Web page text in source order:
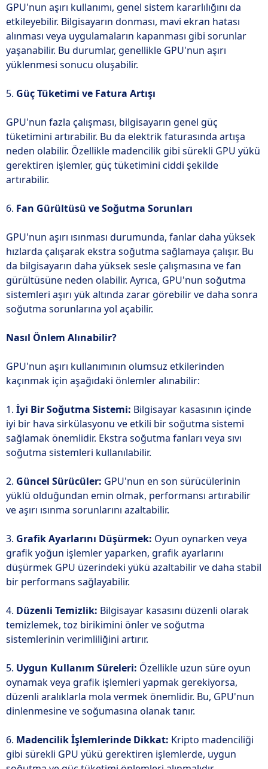
GPU'nun aşırı kullanımı, genel sistem kararlılığını da
etkileyebilir. Bilgisayarın donması, mavi ekran hatası
alınması veya uygulamaların kapanması gibi sorunlar
yaşanabilir. Bu durumlar, genellikle GPU'nun aşırı
yüklenmesi sonucu oluşabilir.
5. Güç Tüketimi ve Fatura Artışı
GPU'nun fazla çalışması, bilgisayarın genel güç
tüketimini artırabilir. Bu da elektrik faturasında artışa
neden olabilir. Özellikle madencilik gibi sürekli GPU yükü
gerektiren işlemler, güç tüketimini ciddi şekilde
artırabilir.
6. Fan Gürültüsü ve Soğutma Sorunları
GPU'nun aşırı ısınması durumunda, fanlar daha yüksek
hızlarda çalışarak ekstra soğutma sağlamaya çalışır. Bu
da bilgisayarın daha yüksek sesle çalışmasına ve fan
gürültüsüne neden olabilir. Ayrıca, GPU'nun soğutma
sistemleri aşırı yük altında zarar görebilir ve daha sonra
soğutma sorunlarına yol açabilir.
Nasıl Önlem Alınabilir?
GPU'nun aşırı kullanımının olumsuz etkilerinden
kaçınmak için aşağıdaki önlemler alınabilir:
1. İyi Bir Soğutma Sistemi: Bilgisayar kasasının içinde
iyi bir hava sirkülasyonu ve etkili bir soğutma sistemi
sağlamak önemlidir. Ekstra soğutma fanları veya sıvı
soğutma sistemleri kullanılabilir.
2. Güncel Sürücüler: GPU'nun en son sürücülerinin
yüklü olduğundan emin olmak, performansı artırabilir
ve aşırı ısınma sorunlarını azaltabilir.
3. Grafik Ayarlarını Düşürmek: Oyun oynarken veya
grafik yoğun işlemler yaparken, grafik ayarlarını
düşürmek GPU üzerindeki yükü azaltabilir ve daha stabil
bir performans sağlayabilir.
4. Düzenli Temizlik: Bilgisayar kasasını düzenli olarak
temizlemek, toz birikimini önler ve soğutma
sistemlerinin verimliliğini artırır.
5. Uygun Kullanım Süreleri: Özellikle uzun süre oyun
oynamak veya grafik işlemleri yapmak gerekiyorsa,
düzenli aralıklarla mola vermek önemlidir. Bu, GPU'nun
dinlenmesine ve soğumasına olanak tanır.
6. Madencilik İşlemlerinde Dikkat: Kripto madenciliği
gibi sürekli GPU yükü gerektiren işlemlerde, uygun